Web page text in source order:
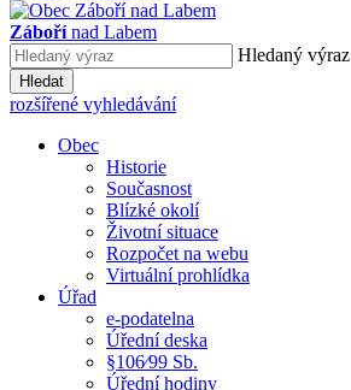
Zábořínad Labem
Hledaný výraz
Hledat
rozšířené vyhledávání
Obec
Historie
Současnost
Blízké okolí
Životní situace
Rozpočet na webu
Virtuální prohlídka
Úřad
e-podatelna
Úřední deska
§106⁄99 Sb.
Úřední hodiny